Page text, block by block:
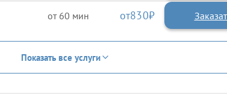
60 830
Показать все услуги